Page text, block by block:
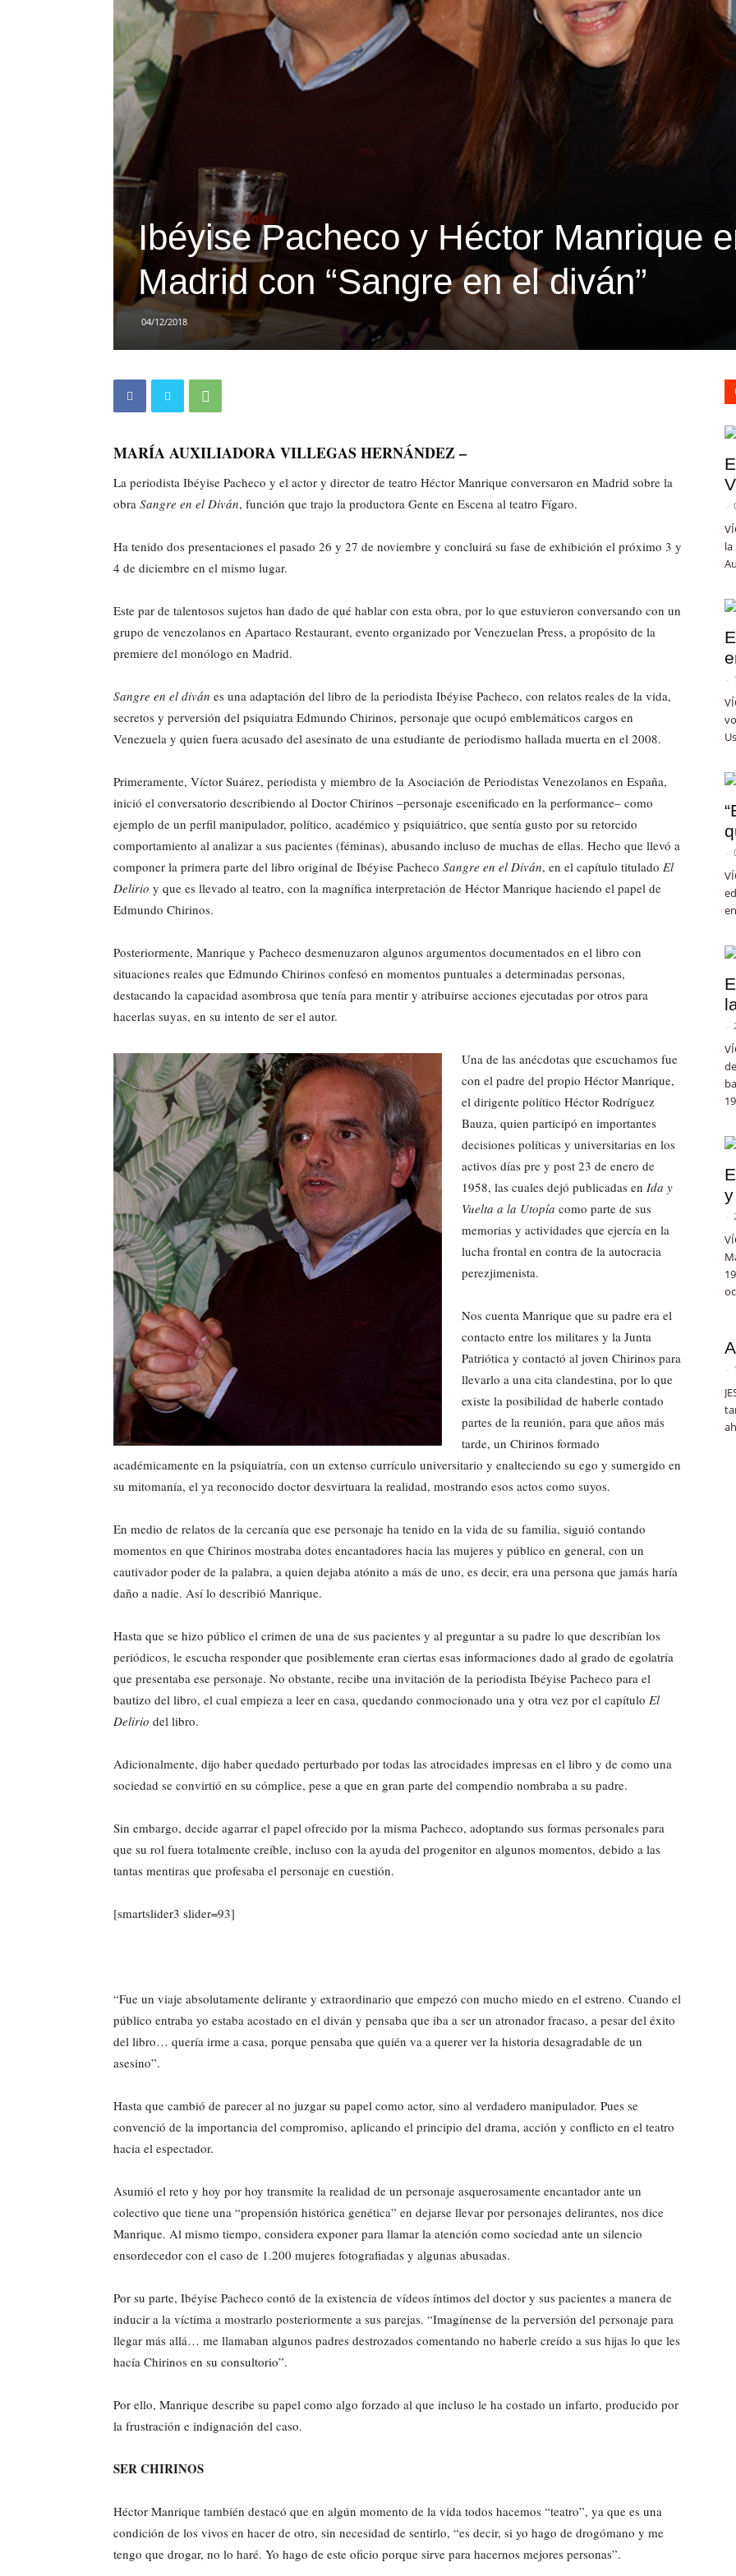
Ibéyise Pacheco y Héctor Manrique
Madrid con “Sangre en el diván”
04/12/2018
MARÍA AUXILIADORA VILLEGAS HERNÁNDEZ –
La periodista Ibéyise Pacheco y el actor y director de teatro Héctor Manrique conversaron en Madrid sobre la
obra Sangre en el Diván, función que trajo la productora Gente en Escena al teatro Fígaro.
Ha tenido dos presentaciones el pasado 26 y 27 de noviembre y concluirá su fase de exhibición el próximo 3 y
4 de diciembre en el mismo lugar.
Este par de talentosos sujetos han dado de qué hablar con esta obra, por lo que estuvieron conversando con un
grupo de venezolanos en Apartaco Restaurant, evento organizado por Venezuelan Press, a propósito de la
premiere del monólogo en Madrid.
Sangre en el diván es una adaptación del libro de la periodista Ibéyise Pacheco, con relatos reales de la vida,
secretos y perversión del psiquiatra Edmundo Chirinos, personaje que ocupó emblemáticos cargos en
Venezuela y quien fuera acusado del asesinato de una estudiante de periodismo hallada muerta en el 2008.
Primeramente, Víctor Suárez, periodista y miembro de la Asociación de Periodistas Venezolanos en España,
inició el conversatorio describiendo al Doctor Chirinos –personaje escenificado en la performance– como
ejemplo de un perfil manipulador, político, académico y psiquiátrico, que sentía gusto por su retorcido
comportamiento al analizar a sus pacientes (féminas), abusando incluso de muchas de ellas. Hecho que llevó a
componer la primera parte del libro original de Ibéyise Pacheco Sangre en el Diván, en el capítulo titulado El
Delirio y que es llevado al teatro, con la magnífica interpretación de Héctor Manrique haciendo el papel de
Edmundo Chirinos.
Posteriormente, Manrique y Pacheco desmenuzaron algunos argumentos documentados en el libro con
situaciones reales que Edmundo Chirinos confesó en momentos puntuales a determinadas personas,
destacando la capacidad asombrosa que tenía para mentir y atribuirse acciones ejecutadas por otros para
hacerlas suyas, en su intento de ser el autor.
Una de las anécdotas que escuchamos fue
con el padre del propio Héctor Manrique,
el dirigente político Héctor Rodríguez
Bauza, quien participó en importantes
decisiones políticas y universitarias en los
activos días pre y post 23 de enero de
1958, las cuales dejó publicadas en Ida y
Vuelta a la Utopía como parte de sus
memorias y actividades que ejercía en la
lucha frontal en contra de la autocracia
perezjimenista.
Nos cuenta Manrique que su padre era el
contacto entre los militares y la Junta
Patriótica y contactó al joven Chirinos para
llevarlo a una cita clandestina, por lo que
existe la posibilidad de haberle contado
partes de la reunión, para que años más
tarde, un Chirinos formado
académicamente en la psiquiatría, con un extenso currículo universitario y enalteciendo su ego y sumergido en
su mitomanía, el ya reconocido doctor desvirtuara la realidad, mostrando esos actos como suyos.
En medio de relatos de la cercanía que ese personaje ha tenido en la vida de su familia, siguió contando
momentos en que Chirinos mostraba dotes encantadores hacia las mujeres y público en general, con un
cautivador poder de la palabra, a quien dejaba atónito a más de uno, es decir, era una persona que jamás haría
daño a nadie. Así lo describió Manrique.
Hasta que se hizo público el crimen de una de sus pacientes y al preguntar a su padre lo que describían los
periódicos, le escucha responder que posiblemente eran ciertas esas informaciones dado al grado de egolatría
que presentaba ese personaje. No obstante, recibe una invitación de la periodista Ibéyise Pacheco para el
bautizo del libro, el cual empieza a leer en casa, quedando conmocionado una y otra vez por el capítulo El
Delirio del libro.
Adicionalmente, dijo haber quedado perturbado por todas las atrocidades impresas en el libro y de como una
sociedad se convirtió en su cómplice, pese a que en gran parte del compendio nombraba a su padre.
Sin embargo, decide agarrar el papel ofrecido por la misma Pacheco, adoptando sus formas personales para
que su rol fuera totalmente creíble, incluso con la ayuda del progenitor en algunos momentos, debido a las
tantas mentiras que profesaba el personaje en cuestión.
[smartslider3 slider=93]
“Fue un viaje absolutamente delirante y extraordinario que empezó con mucho miedo en el estreno. Cuando el
público entraba yo estaba acostado en el diván y pensaba que iba a ser un atronador fracaso, a pesar del éxito
del libro… quería irme a casa, porque pensaba que quién va a querer ver la historia desagradable de un
asesino”.
Hasta que cambió de parecer al no juzgar su papel como actor, sino al verdadero manipulador. Pues se
convenció de la importancia del compromiso, aplicando el principio del drama, acción y conflicto en el teatro
hacia el espectador.
Asumió el reto y hoy por hoy transmite la realidad de un personaje asquerosamente encantador ante un
colectivo que tiene una “propensión histórica genética” en dejarse llevar por personajes delirantes, nos dice
Manrique. Al mismo tiempo, considera exponer para llamar la atención como sociedad ante un silencio
ensordecedor con el caso de 1.200 mujeres fotografiadas y algunas abusadas.
Por su parte, Ibéyise Pacheco contó de la existencia de vídeos íntimos del doctor y sus pacientes a manera de
inducir a la víctima a mostrarlo posteriormente a sus parejas. “Imagínense de la perversión del personaje para
llegar más allá… me llamaban algunos padres destrozados comentando no haberle creído a sus hijas lo que les
hacía Chirinos en su consultorio”.
Por ello, Manrique describe su papel como algo forzado al que incluso le ha costado un infarto, producido por
la frustración e indignación del caso.
SER CHIRINOS
Héctor Manrique también destacó que en algún momento de la vida todos hacemos “teatro”, ya que es una
condición de los vivos en hacer de otro, sin necesidad de sentirlo, “es decir, si yo hago de drogómano y me
tengo que drogar, no lo haré. Yo hago de este oficio porque sirve para hacernos mejores personas”.
-
la
-
-
-
-
-